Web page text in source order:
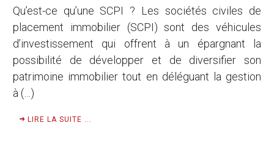
Qu’est-ce qu’une SCPI ? Les sociétés civiles de
placement immobilier (SCPI) sont des véhicules
d’investissement qui offrent à un épargnant la
possibilité de développer et de diversifier son
patrimoine immobilier tout en déléguant la gestion
à (…)
LIRE LA SUITE ...